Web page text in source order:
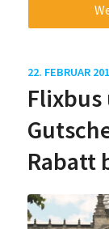
22. FEBRUAR
Rabatt